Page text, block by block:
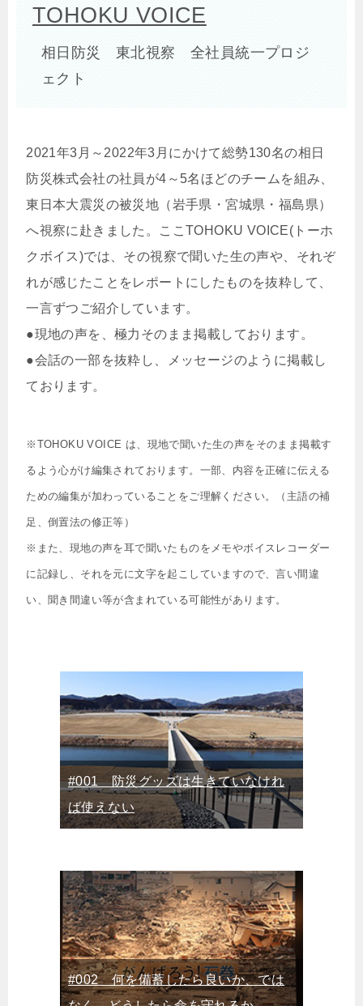
TOHOKU VOICE
相日防災 東北視察 全社員統一プロジ
ェクト
2021年3月～2022年3月にかけて総勢130名の相日
防災株式会社の社員が4～5名ほどのチームを組み、
東日本大震災の被災地（岩手県・宮城県・福島県）
へ視察に赴きました。ここTOHOKU VOICE(トーホ
クボイス)では、その視察で聞いた生の声や、それぞ
れが感じたことをレポートにしたものを抜粋して、
一言ずつご紹介しています。
●現地の声を、極力そのまま掲載しております。
●会話の一部を抜粋し、メッセージのように掲載し
ております。
※TOHOKU VOICE は、現地で聞いた生の声をそのまま掲載す
るよう心がけ編集されております。一部、内容を正確に伝える
ための編集が加わっていることをご理解ください。（主語の補
足、倒置法の修正等）
※また、現地の声を耳で聞いたものをメモやボイスレコーダー
に記録し、それを元に文字を起こしていますので、言い間違
い、聞き間違い等が含まれている可能性があります。
#001 防災グッズは生きていなけれ
ば使えない
#002 何を備蓄したら良いか、では